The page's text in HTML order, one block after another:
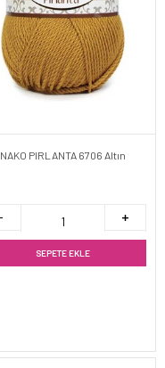
NAKO PIRLANTA 6706 Altın
SEPETE EKLE